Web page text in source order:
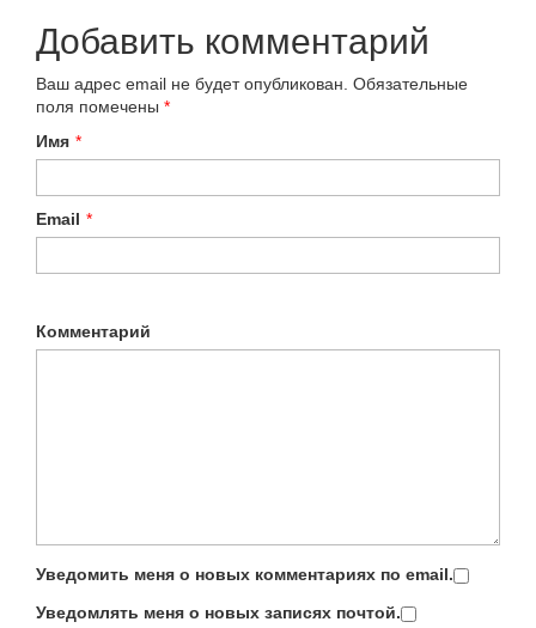
Добавить комментарий
Ваш адрес email не будет опубликован. Обязательные
поля помечены *
Имя *
Email *
Комментарий
Уведомить меня о новых комментариях по email.
Уведомлять меня о новых записях почтой.